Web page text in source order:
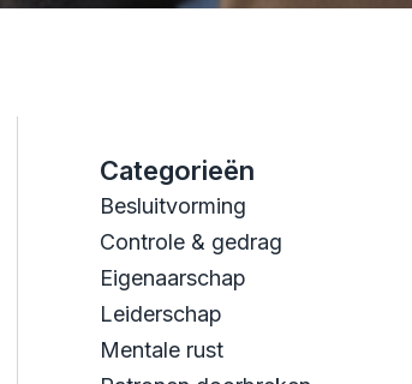
Categorieën
Besluitvorming
Controle & gedrag
Eigenaarschap
Leiderschap
Mentale rust